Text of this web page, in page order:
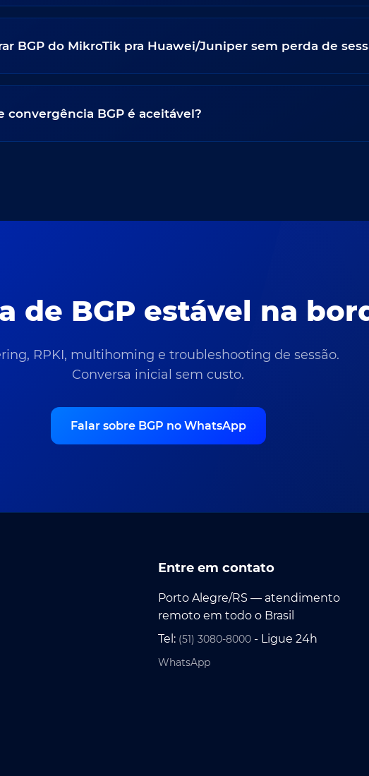
BGP do MikroTik pra Huawei/Juniper sem perda de
convergência BGP é aceitável?
de BGP estável na
RPKI, multihoming e troubleshooting de sessão.
Conversa inicial sem custo.
Falar sobre BGP no WhatsApp
Entre em contato
Porto Alegre/RS — atendimento
remoto em todo o Brasil
Tel: (51) 3080-8000 - Ligue 24h
WhatsApp